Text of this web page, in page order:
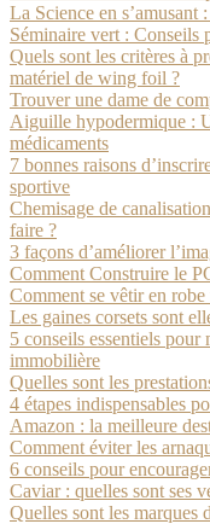
La Science en s’amusant
Séminaire vert : Conseils
Quels sont les critères à
matériel de wing foil ?
Trouver une dame de
Aiguille hypodermique :
médicaments
7 bonnes raisons
sportive
Chemisage de
faire ?
3 façons d’améliorer
Comment Construire le
Comment se vêtir en
Les gaines corsets sont
5 conseils essentiels
immobilière
Quelles sont les
4 étapes indispensables
Amazon : la meilleure
Comment éviter les
6 conseils pour
Caviar : quelles sont ses
Quelles sont les marques